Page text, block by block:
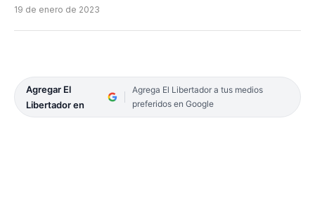
19 de enero de 2023
Agregar El
Libertador en
Agrega El Libertador a tus medios
preferidos en Google